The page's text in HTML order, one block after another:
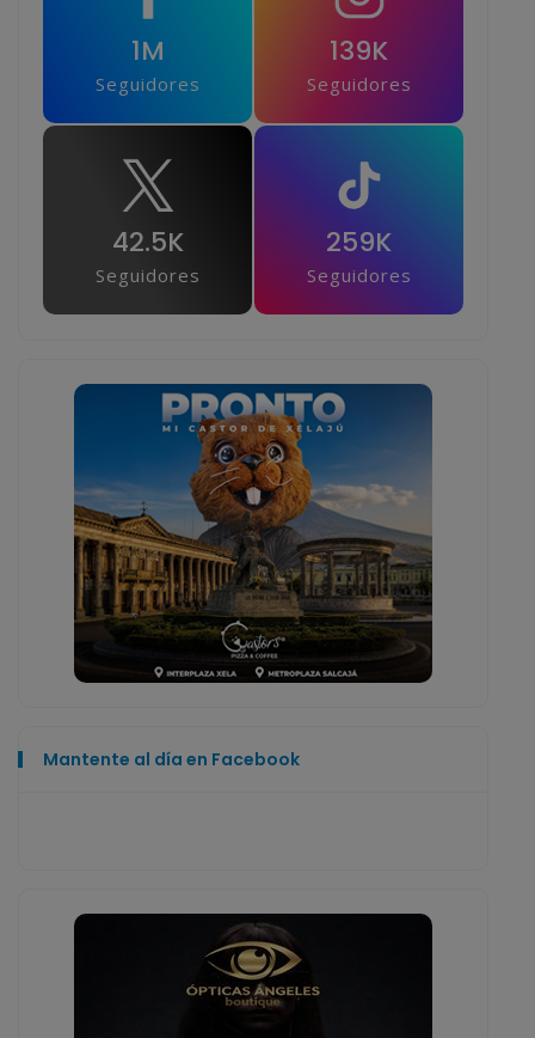
1M
Seguidores
139K
Seguidores
42.5K
Seguidores
259K
Seguidores
Mantente al día en Facebook